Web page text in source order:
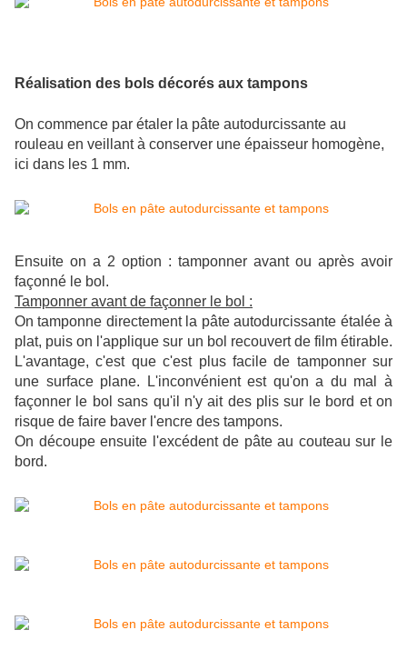
Réalisation des bols décorés aux tampons
On commence par étaler la pâte autodurcissante au
rouleau en veillant à conserver une épaisseur homogène,
ici dans les 1 mm.
Ensuite on a 2 option : tamponner avant ou après avoir
façonné le bol.
Tamponner avant de façonner le bol :
On tamponne directement la pâte autodurcissante étalée à
plat, puis on l'applique sur un bol recouvert de film étirable.
L'avantage, c'est que c'est plus facile de tamponner sur
une surface plane. L'inconvénient est qu'on a du mal à
façonner le bol sans qu'il n'y ait des plis sur le bord et on
risque de faire baver l'encre des tampons.
On découpe ensuite l'excédent de pâte au couteau sur le
bord.